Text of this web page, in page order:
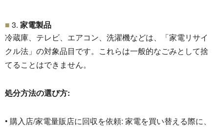
3. 家電製品
冷蔵庫、テレビ、エアコン、洗濯機などは、「家電リサイ
クル法」 の対象品目です。 これらは一般的なごみとして捨
てることはできません。
処分方法の選び方:
• 購入店/家電量販店に回収を依頼: 家電を買い替える際に、